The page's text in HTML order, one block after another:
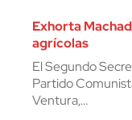
Exhorta
agrícolas
El Segundo
Partido
Ventura,…